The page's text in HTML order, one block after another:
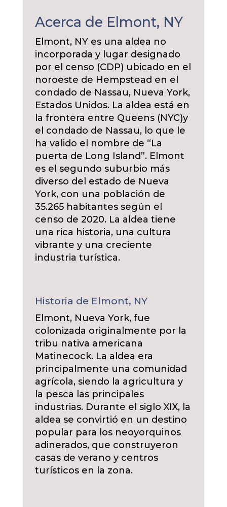
Acerca de Elmont, NY
Elmont, NY es una aldea no
incorporada y lugar designado
por el censo (CDP) ubicado en el
noroeste de Hempstead en el
condado de Nassau, Nueva York,
Estados Unidos. La aldea está en
la frontera entre Queens (NYC)y
el condado de Nassau, lo que le
ha valido el nombre de “La
puerta de Long Island”. Elmont
es el segundo suburbio más
diverso del estado de Nueva
York, con una población de
35.265 habitantes según el
censo de 2020. La aldea tiene
una rica historia, una cultura
vibrante y una creciente
industria turística.
Historia de Elmont, NY
Elmont, Nueva York, fue
colonizada originalmente por la
tribu nativa americana
Matinecock. La aldea era
principalmente una comunidad
agrícola, siendo la agricultura y
la pesca las principales
industrias. Durante el siglo XIX, la
aldea se convirtió en un destino
popular para los neoyorquinos
adinerados, que construyeron
casas de verano y centros
turísticos en la zona.